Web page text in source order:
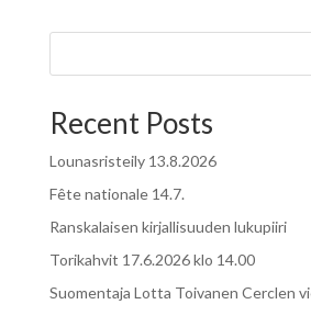
Recent Posts
Lounasristeily 13.8.2026
Fête nationale 14.7.
Ranskalaisen kirjallisuuden lukupiiri
Torikahvit 17.6.2026 klo 14.00
Suomentaja Lotta Toivanen Cerclen